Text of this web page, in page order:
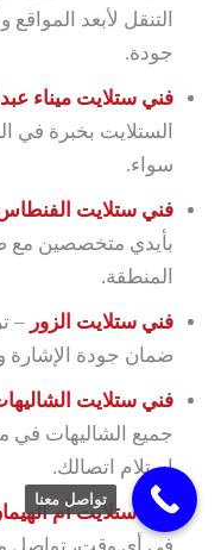
التنقل لأبعد
جودة.
فني ستلايت ميناء عبد
الستلايت بخبرة في
سواء.
فني ستلايت
بأيدي متخصصين مع
المنطقة.
فني ستلايت الزور –
ضمان جودة الإشارة
فني ستلايت
جميع الشاليهات في
استلام اتصالك.
فني ستلايت أم
تواصل معنا